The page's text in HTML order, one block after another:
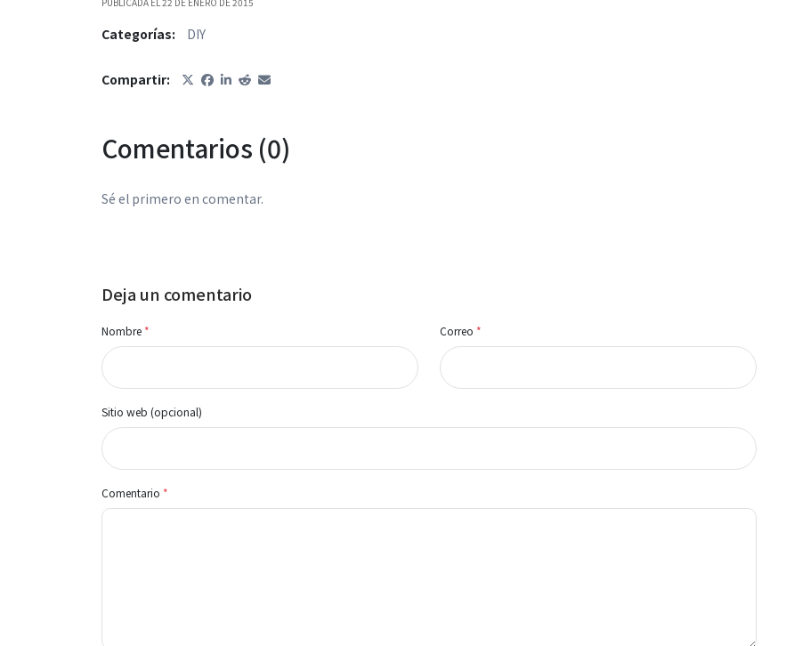
Categorías: DIY
Compartir:
Comentarios (0)
Sé el primero en comentar.
Deja un comentario
Nombre * Correo *
Sitio web (opcional)
Comentario *